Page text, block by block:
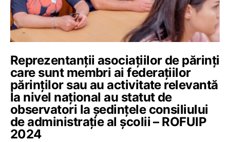
Reprezentanții asociațiilor de părinți
care sunt membri ai federațiilor
părinților sau au activitate relevantă
la nivel național au statut de
observatori la ședințele consiliului
de administrație al școlii – ROFUIP
2024